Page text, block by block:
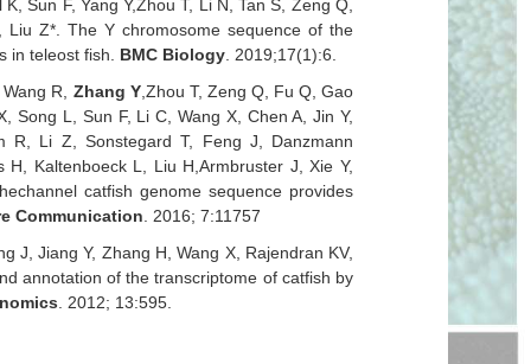
Sun F, Yang Y,Zhou T, Li N, Tan S, Zeng Q,
Liu Z*. The Y chromosome sequence of the
in teleost fish.
BMC Biology . 2019;17(1):6.
R, Zhang Y, Zhou T, Zeng Q, Fu Q, Gao
Song L, Sun F, Li C, Wang X, Chen A, Jin Y,
R, Li Z, Sonstegard T, Feng J, Danzmann
H, Kaltenboeck L, Liu H,Armbruster J, Xie Y,
channel catfish genome sequence provides
Communication . 2016;7:11757
J, Jiang Y, Zhang H, Wang X, Rajendran KV,
annotation of the transcriptome of catfish by
. 2012; 13:595.